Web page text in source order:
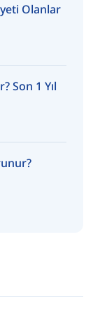
Olanlar
Son 1 Yıl